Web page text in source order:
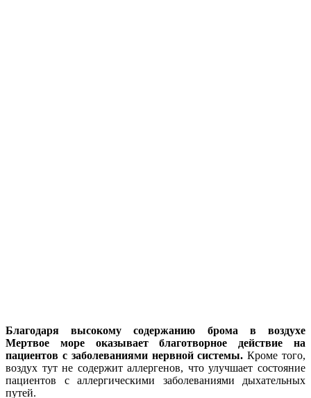
Благодаря высокому содержанию брома в воздухе
Мертвое море оказывает благотворное действие на
пациентов с заболеваниями нервной системы. Кроме того,
воздух тут не содержит аллергенов, что улучшает состояние
пациентов с аллергическими заболеваниями дыхательных
путей.